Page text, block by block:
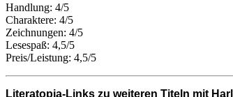
Handlung: 4/5
Charaktere: 4/5
Zeichnungen: 4/5
Lesespaß: 4,5/5
Preis/Leistung: 4,5/5
Literatopia-Links zu weiteren Titeln mit